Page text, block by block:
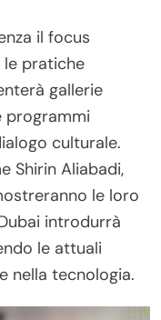
il focus
le pratiche
gallerie
programmi
culturale.
Shirin Aliabadi,
le loro
introdurrà
le attuali
nella tecnologia.